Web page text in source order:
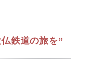
鉄道の旅を”